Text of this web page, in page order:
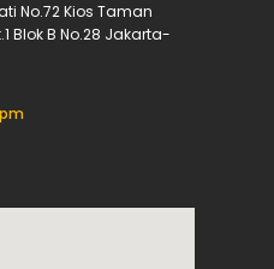
No.72 Kios Taman
Blok B No.28 Jakarta-